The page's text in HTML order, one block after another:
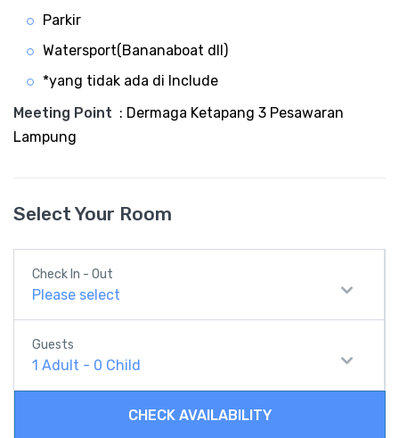
Parkir
Watersport(Bananaboat dll)
*yang tidak ada di Include
Meeting Point : Dermaga Ketapang 3 Pesawaran
Lampung
Select Your Room
Check In - Out
Please select
Guests
1 Adult - 0 Child
CHECK AVAILABILITY